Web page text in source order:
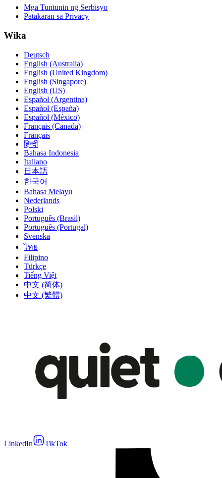
Mga Tuntunin ng Serbisyo
Patakaran sa Privacy
Wika
Deutsch
English (Australia)
English (United Kingdom)
English (Singapore)
English (US)
Español (Argentina)
Español (España)
Español (México)
Français (Canada)
Français
हिन्दी
Bahasa Indonesia
Italiano
日本語
한국어
Bahasa Melayu
Nederlands
Polski
Português (Brasil)
Português (Portugal)
Svenska
ไทย
Filipino
Türkçe
Tiếng Việt
中文 (简体)
中文 (繁體)
LinkedIn TikTok